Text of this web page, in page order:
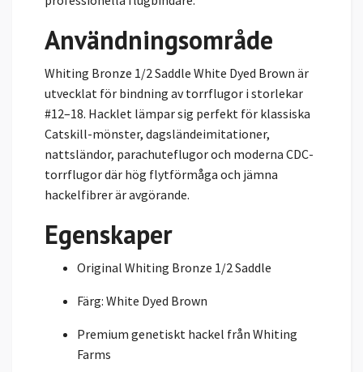
Användningsområde
Whiting Bronze 1/2 Saddle White Dyed Brown är
utvecklat för bindning av torrflugor i storlekar
#12–18. Hacklet lämpar sig perfekt för klassiska
Catskill-mönster, dagsländeimitationer,
nattsländor, parachuteflugor och moderna CDC-
torrflugor där hög flytförmåga och jämna
hackelfibrer är avgörande.
Egenskaper
Original Whiting Bronze 1/2 Saddle
Färg: White Dyed Brown
Premium genetiskt hackel från Whiting
Farms